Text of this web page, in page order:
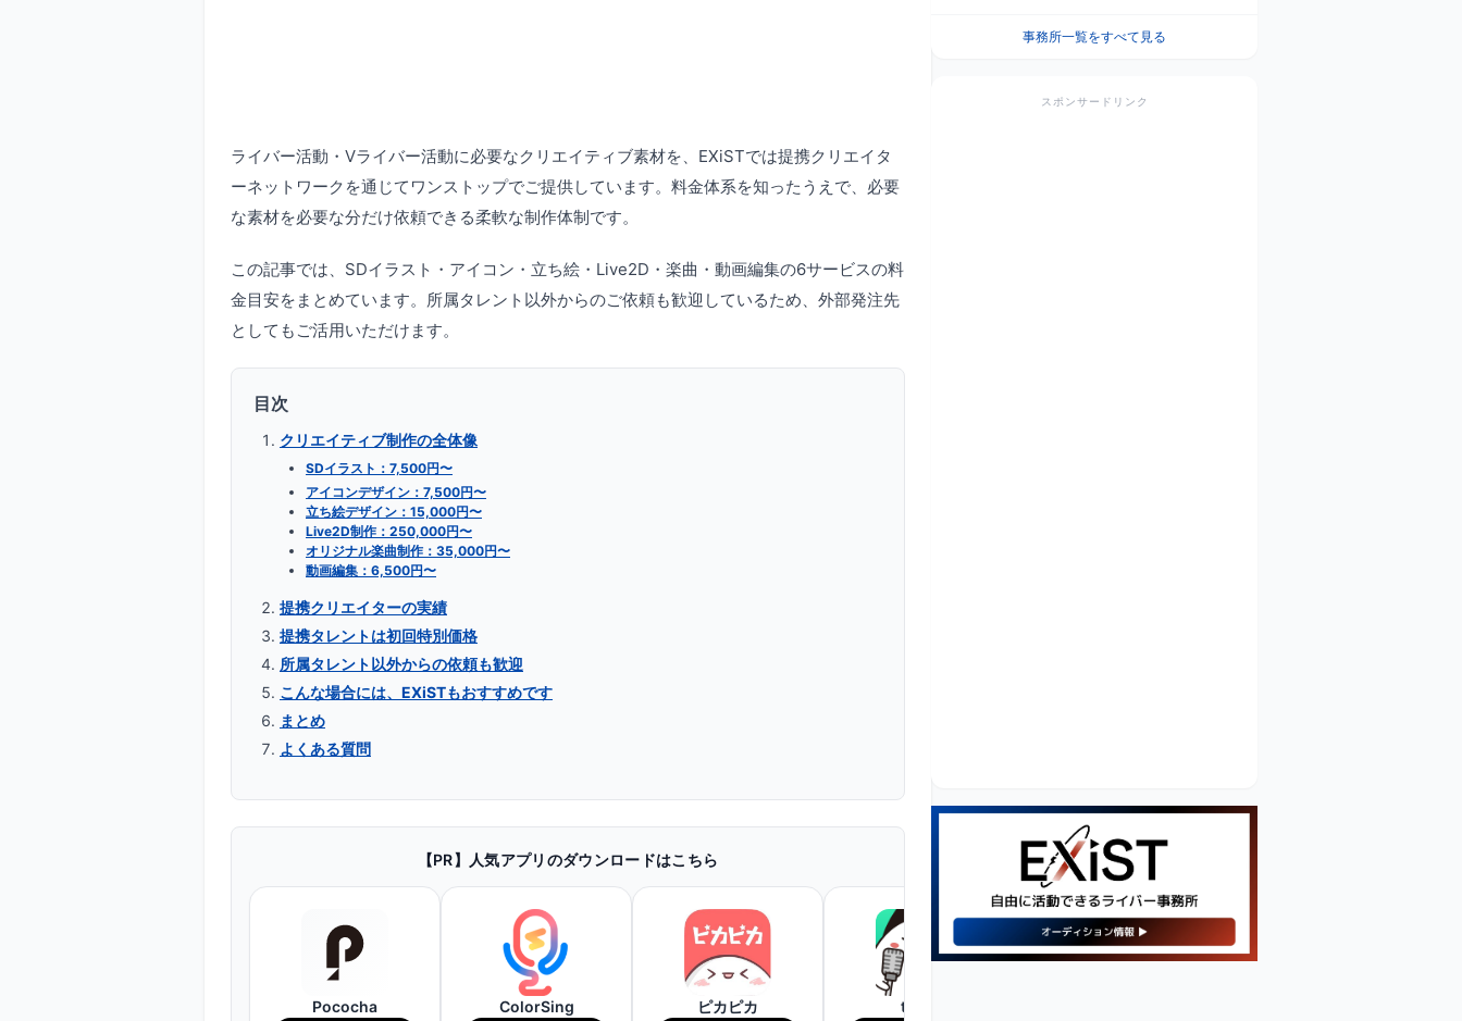
ライバー活動・Vライバー活動に必要なクリエイティブ素材を、EXiSTでは提携クリエイタ
ーネットワークを通じてワンストップでご提供しています。料金体系を知ったうえで、必要
な素材を必要な分だけ依頼できる柔軟な制作体制です。
この記事では、SDイラスト・アイコン・立ち絵・Live2D・楽曲・動画編集の6サービスの料
金目安をまとめています。所属タレント以外からのご依頼も歓迎しているため、外部発注先
としてもご活用いただけます。
目次
クリエイティブ制作の全体像
SDイラスト：7,500円〜
アイコンデザイン：7,500円〜
立ち絵デザイン：15,000円〜
Live2D制作：250,000円〜
オリジナル楽曲制作：35,000円〜
動画編集：6,500円〜
提携クリエイターの実績
提携タレントは初回特別価格
所属タレント以外からの依頼も歓迎
こんな場合には、EXiSTもおすすめです
まとめ
よくある質問
【PR】人気アプリのダウンロードはこちら
Pococha
ColorSing
ピカピカ
topia
事務所一覧をすべて見る
スポンサードリンク